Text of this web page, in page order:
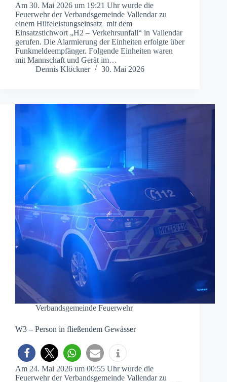
Am 30. Mai 2026 um 19:21 Uhr wurde die
Feuerwehr der Verbandsgemeinde Vallendar zu
einem Hilfeleistungseinsatz mit dem
Einsatzstichwort „H2 – Verkehrsunfall“ in Vallendar
gerufen. Die Alarmierung der Einheiten erfolgte über
Funkmeldeempfänger. Folgende Einheiten waren
mit Mannschaft und Gerät im…
Dennis Klöckner
30. Mai 2026
Verbandsgemeinde Feuerwehr
W3 – Person in fließendem Gewässer
Am 24. Mai 2026 um 00:55 Uhr wurde die
Feuerwehr der Verbandsgemeinde Vallendar zu